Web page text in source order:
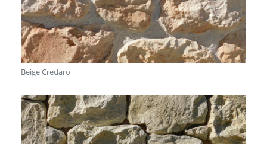
Beige Credaro